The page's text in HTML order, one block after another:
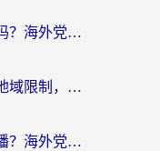
网易云开通黑胶在国外能听吗？海外党亲测有效的回国听音乐方案
国外如何听喜马拉雅？别让地域限制，断了你的中文声音陪伴
在国外如何看爱奇艺视频直播？海外党亲测有效的回国加速器指南